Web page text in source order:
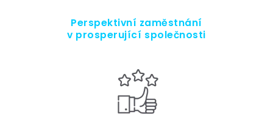
Perspektivní zaměstnání
v prosperující společnosti